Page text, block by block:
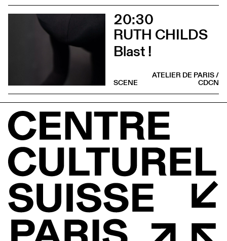
20:30
RUTH CHILDS
Blast !
ATELIER DE PARIS /
CDCN
SCENE